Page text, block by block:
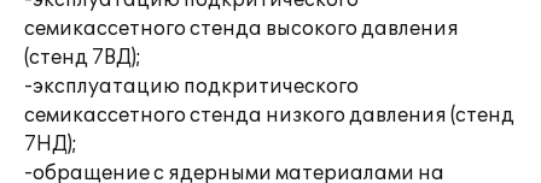
семикассетного стенда высокого давления
(стенд 7ВД);
-эксплуатацию подкритического
семикассетного стенда низкого давления (стенд
7НД);
-обращение с ядерными материалами на